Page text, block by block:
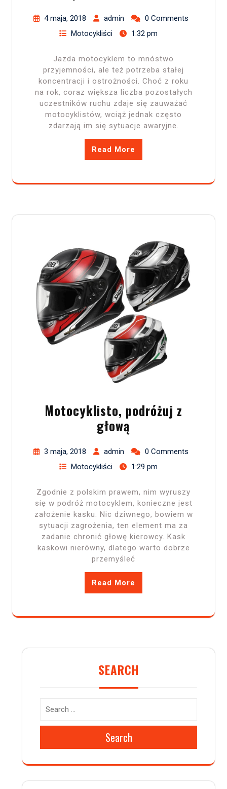
4 maja, 2018 admin
0 Comments
Motocykliści
1:32 pm
Jazda motocyklem to mnóstwo
przyjemności, ale też potrzeba stałej
koncentracji i ostrożności. Choć z roku
na rok, coraz większa liczba pozostałych
uczestników ruchu zdaje się zauważać
motocyklistów, wciąż jednak często
zdarzają im się sytuacje awaryjne.
Read More
Motocyklisto, podróżuj z
głową
3 maja, 2018 admin
0 Comments
Motocykliści
1:29 pm
Zgodnie z polskim prawem, nim wyruszy
się w podróż motocyklem, konieczne jest
założenie kasku. Nic dziwnego, bowiem w
sytuacji zagrożenia, ten element ma za
zadanie chronić głowę kierowcy. Kask
kaskowi nierówny, dlatego warto dobrze
przemyśleć
Read More
SEARCH
Search